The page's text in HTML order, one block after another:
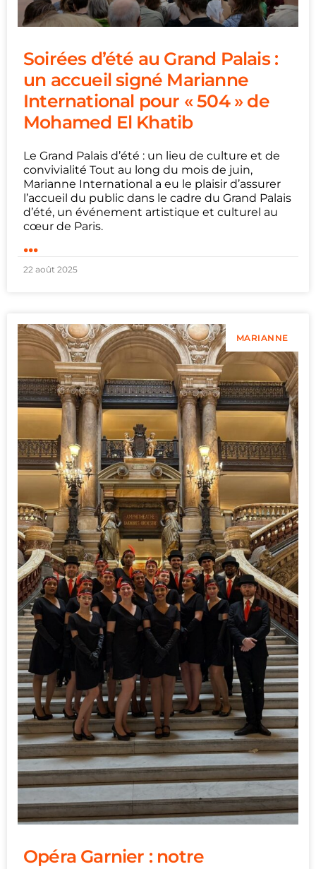
Soirées d’été au Grand Palais :
un accueil signé Marianne
International pour « 504 » de
Mohamed El Khatib
Le Grand Palais d’été : un lieu de culture et de
convivialité Tout au long du mois de juin,
Marianne International a eu le plaisir d’assurer
l’accueil du public dans le cadre du Grand Palais
d’été, un événement artistique et culturel au
cœur de Paris.
...
22 août 2025
MARIANNE
Opéra Garnier : notre